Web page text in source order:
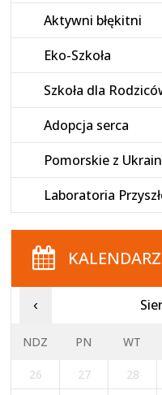
Aktywni błękitni
Eko-Szkoła
Szkoła dla
Adopcja serca
Pomorskie z
Laboratoria
KALENDARZ
‹
NDZ PN WT
26 27 28